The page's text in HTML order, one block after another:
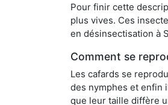
Pour finir cette
plus vives. Ces
en désinsectisation à
Comment se
Les cafards se
des nymphes et enfin
que leur taille diffère